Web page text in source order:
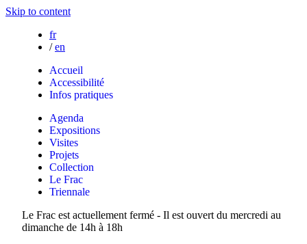
Skip to content
fr
/ en
Accueil
Accessibilité
Infos pratiques
Agenda
Expositions
Visites
Projets
Collection
Le Frac
Triennale
Le Frac est actuellement fermé - Il est ouvert du mercredi au
dimanche de 14h à 18h